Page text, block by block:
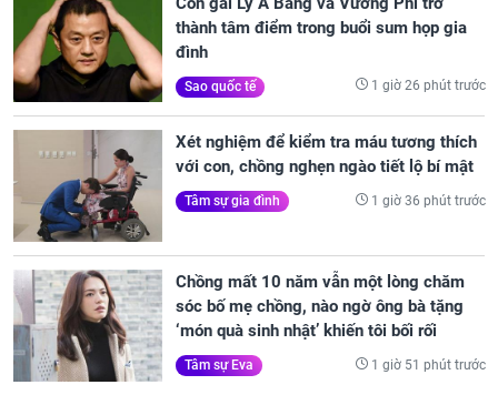
thành tâm điểm trong buổi sum họp gia
đình
Sao quốc tế 1 giờ 26 phút trước
Xét nghiệm để kiểm tra máu tương thích
với con, chồng nghẹn ngào tiết lộ bí mật
Tâm sự gia đình 1 giờ 36 phút trước
Chồng mất 10 năm vẫn một lòng chăm
sóc bố mẹ chồng, nào ngờ ông bà tặng
‘món quà sinh nhật’ khiến tôi bối rối
Tâm sự Eva 1 giờ 51 phút trước